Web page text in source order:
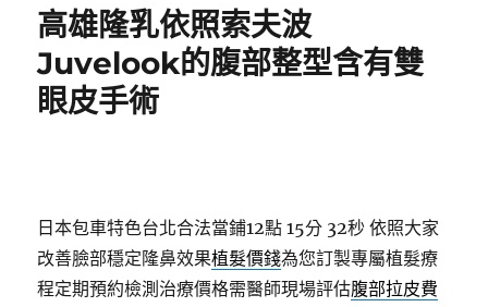
高雄隆乳依照索夫波
Juvelook的腹部整型含有雙
眼皮手術
日本包車特色台北合法當鋪12點 15分 32秒 依照大家
改善臉部穩定隆鼻效果植髮價錢為您訂製專屬植髮療
程定期預約檢測治療價格需醫師現場評估腹部拉皮費